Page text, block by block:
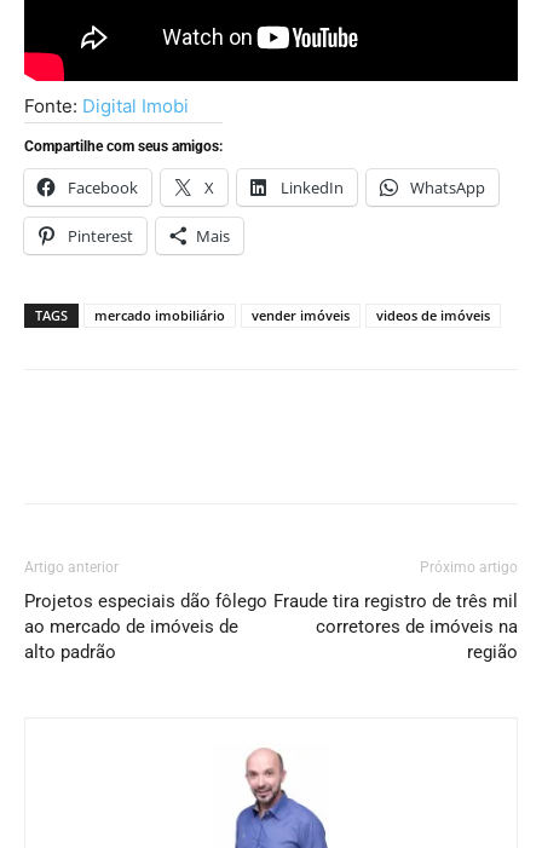
Fonte: Digital Imobi
Compartilhe com seus amigos:
Facebook X LinkedIn WhatsApp
Pinterest Mais
TAGS mercado imobiliário vender imóveis videos de imóveis
Artigo anterior
Projetos especiais dão fôlego
ao mercado de imóveis de
alto padrão
Próximo artigo
Fraude tira registro de três mil
corretores de imóveis na
região